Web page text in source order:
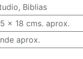
, Biblias
x 18 cms. aprox.
aprox.